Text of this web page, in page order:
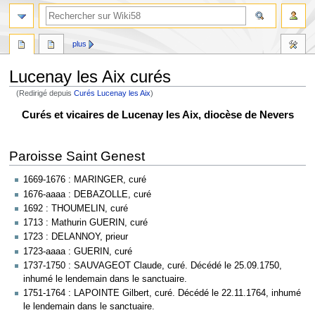
Lucenay les Aix curés
(Redirigé depuisCurés Lucenay les Aix)
Aller
navigation
Aller
recherche
Curés et vicaires de Lucenay les Aix, diocèse de Nevers
Paroisse Saint Genest
1669-1676 : MARINGER, curé
1676-aaaa : DEBAZOLLE, curé
1692 : THOUMELIN, curé
1713 : Mathurin GUERIN, curé
1723 : DELANNOY, prieur
1723-aaaa : GUERIN, curé
1737-1750 : SAUVAGEOT Claude, curé. Décédé le 25.09.1750,
inhumé le lendemain dans le sanctuaire.
1751-1764 : LAPOINTE Gilbert, curé. Décédé le 22.11.1764, inhumé
le lendemain dans le sanctuaire.
plus